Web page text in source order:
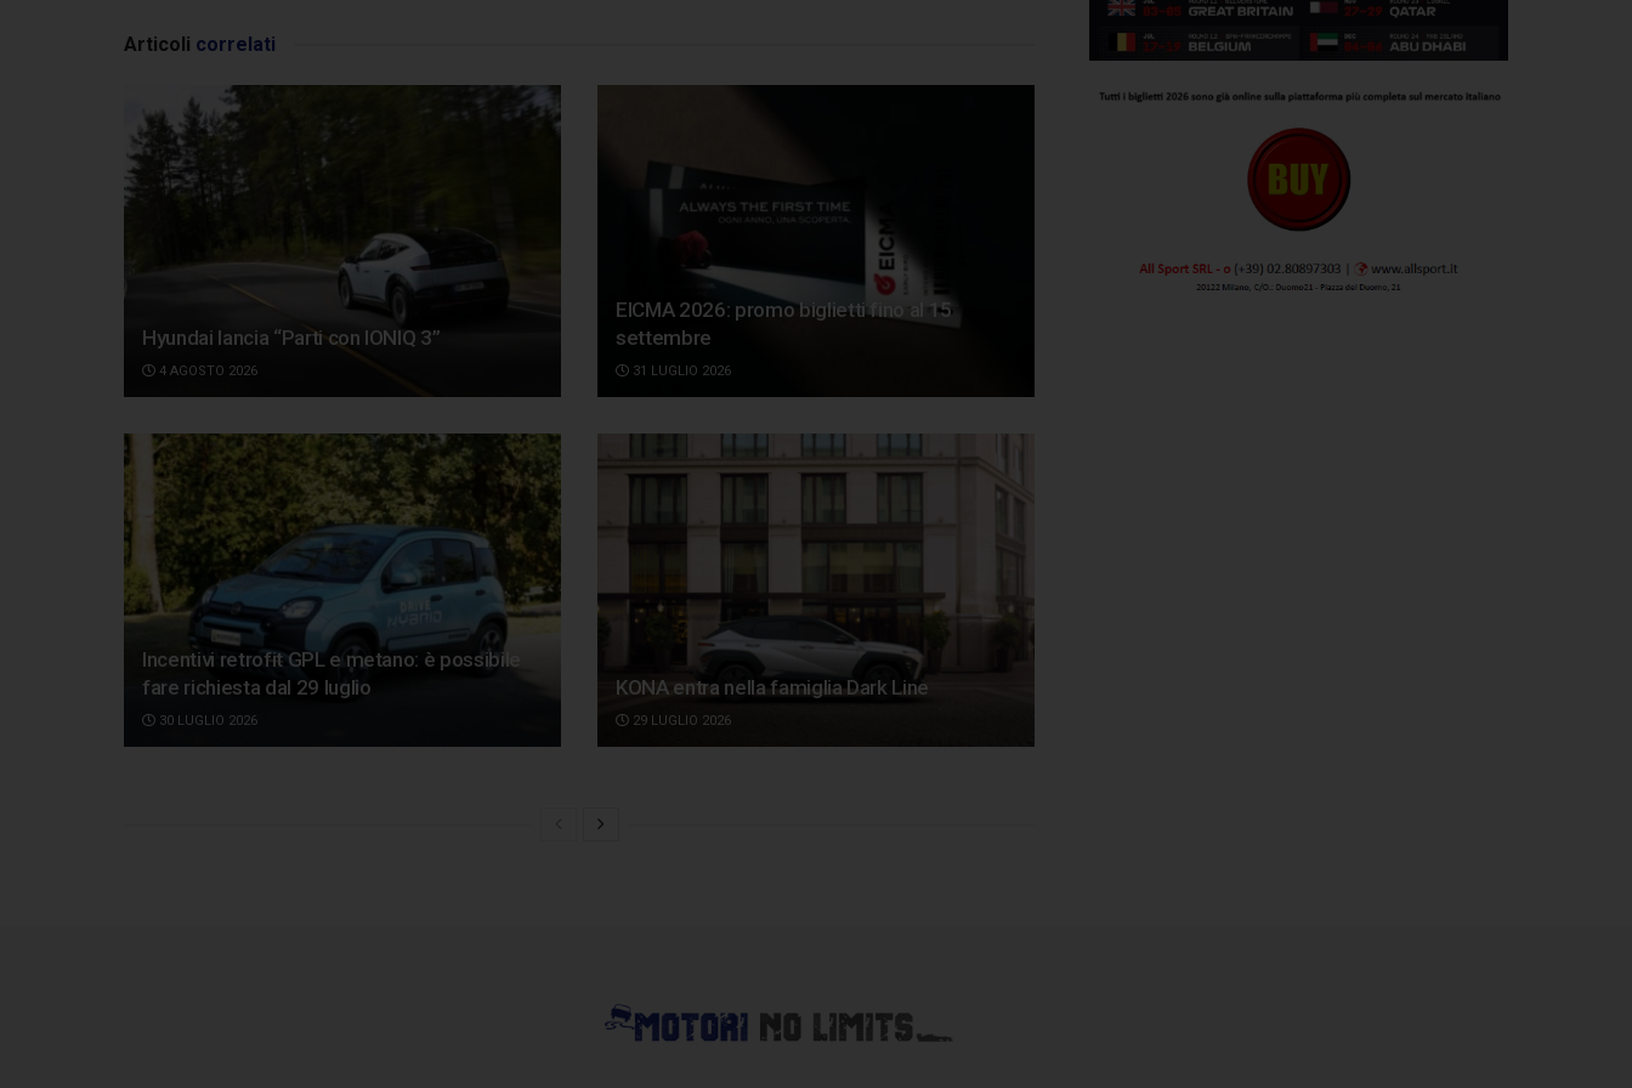
Articoli correlati
Hyundai lancia “Parti con IONIQ 3”
4 AGOSTO 2026
EICMA 2026: promo biglietti fino al 15
settembre
31 LUGLIO 2026
Incentivi retrofit GPL e metano: è possibile
fare richiesta dal 29 luglio
30 LUGLIO 2026
KONA entra nella famiglia Dark Line
29 LUGLIO 2026